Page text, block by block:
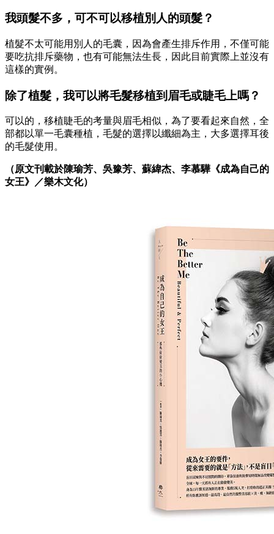
我頭髮不多，可不可以移植別人的頭髮？
植髮不太可能用別人的毛囊，因為會產生排斥作用，不僅可能
要吃抗排斥藥物，也有可能無法生長，因此目前實際上並沒有
這樣的實例。
除了植髮，我可以將毛髮移植到眉毛或睫毛上嗎？
可以的，移植睫毛的考量與眉毛相似，為了要看起來自然，全
部都以單一毛囊種植，毛髮的選擇以纖細為主，大多選擇耳後
的毛髮使用。
（原文刊載於陳瑜芳、吳豫芳、蘇緯杰、李慕驊《成為自己的
女王》／樂木文化）